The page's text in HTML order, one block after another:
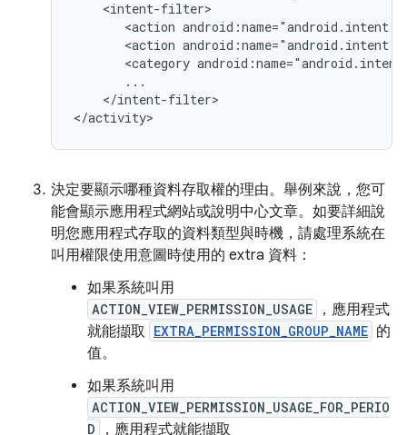
<action
<action
<category
</intent-filter>
</activity>
決定要顯示哪種資料存取權的理由。舉例來說，您可
能會顯示應用程式網站或說明中心文章。如要詳細說
明您應用程式存取的資料類型與時機，請處理系統在
叫用權限使用意圖時使用的 extra 資料：
如果系統叫用
ACTION_VIEW_PERMISSION_USAGE
，應用程式
就能擷取 EXTRA_PERMISSION_GROUP_NAME 的
值。
如果系統叫用
ACTION_VIEW_PERMISSION_USAGE_FOR_PERIO
D
，應用程式就能擷取